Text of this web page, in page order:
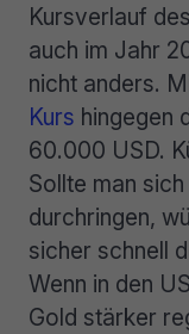
Kursverlauf
auch im Jahr
nicht anders.
Kurs hingegen
60.000 USD.
Sollte man
durchringen,
sicher schnell
Wenn in den
Gold stärker